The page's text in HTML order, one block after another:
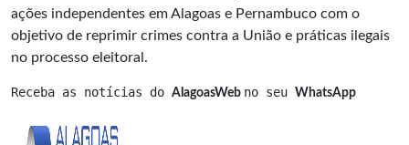
ações independentes em Alagoas e Pernambuco com o
objetivo de reprimir crimes contra a União e práticas ilegais
no processo eleitoral.
Receba as notícias do AlagoasWeb no seu WhatsApp